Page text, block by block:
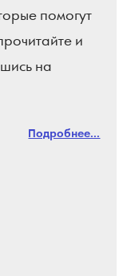
помогут
и
на
Подробнее...